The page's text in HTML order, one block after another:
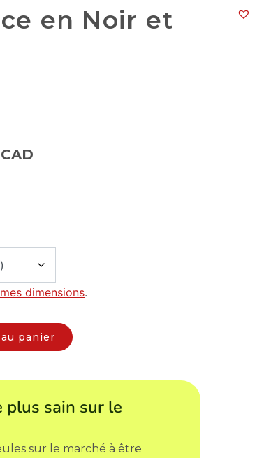
en Noir et
dimensions.
panier
plus sain sur le
sur le marché à être